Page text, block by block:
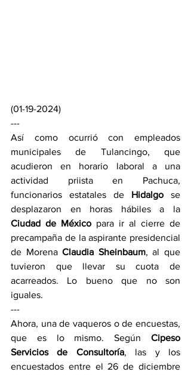
(01-19-2024)
---
Así como ocurrió con empleados
municipales de Tulancingo, que
acudieron en horario laboral a una
actividad priista en Pachuca,
funcionarios estatales de Hidalgo se
Ciudad de México para ir al cierre de
precampaña de la aspirante presidencial
de Morena Claudia Sheinbaum, al que
tuvieron que llevar su cuota de
acarreados. Lo bueno que no son
iguales.
---
Ahora, una de vaqueros o de encuestas,
que es lo mismo. Según Cipeso
Servicios de Consultoría, las y los
encuestados entre el 26 de diciembre